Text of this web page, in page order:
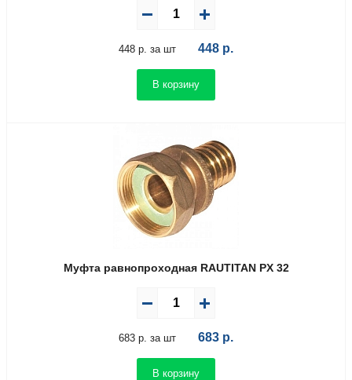
448 р. за шт 448 р.
В корзину
Муфта равнопроходная RAUTITAN PX 32
683 р. за шт 683 р.
В корзину